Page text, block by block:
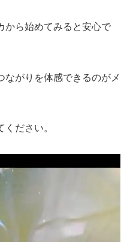
から始めてみると安心で
ながりを体感できるのがメ
ださい。